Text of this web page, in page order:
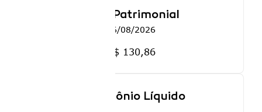
Cota Patrimonial
06/08/2026
R$ 130,86
Patrimônio Líquido